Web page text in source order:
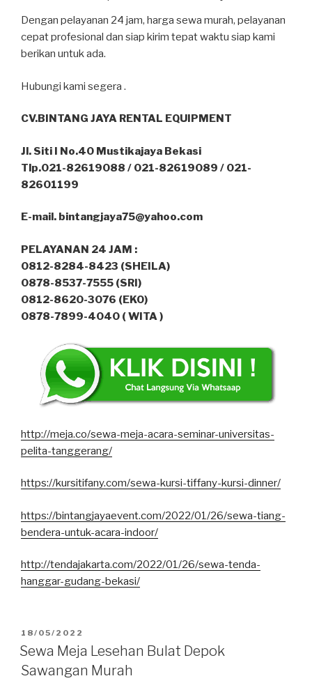
Dengan pelayanan 24 jam, harga sewa murah, pelayanan
cepat profesional dan siap kirim tepat waktu siap kami
berikan untuk ada.
Hubungi kami segera .
CV.BINTANG JAYA RENTAL EQUIPMENT
Jl. Siti I No.40 Mustikajaya Bekasi
Tlp.021-82619088 / 021-82619089 / 021-
82601199
E-mail. bintangjaya75@yahoo.com
PELAYANAN 24 JAM :
0812-8284-8423 (SHEILA)
0878-8537-7555 (SRI)
0812-8620-3076 (EKO)
0878-7899-4040 ( WITA )
http://meja.co/sewa-meja-acara-seminar-universitas-
pelita-tanggerang/
https://kursitifany.com/sewa-kursi-tiffany-kursi-dinner/
https://bintangjayaevent.com/2022/01/26/sewa-tiang-
bendera-untuk-acara-indoor/
http://tendajakarta.com/2022/01/26/sewa-tenda-
hanggar-gudang-bekasi/
DIPOSKAN
PADA
18/05/2022
Sewa Meja Lesehan Bulat Depok
Sawangan Murah